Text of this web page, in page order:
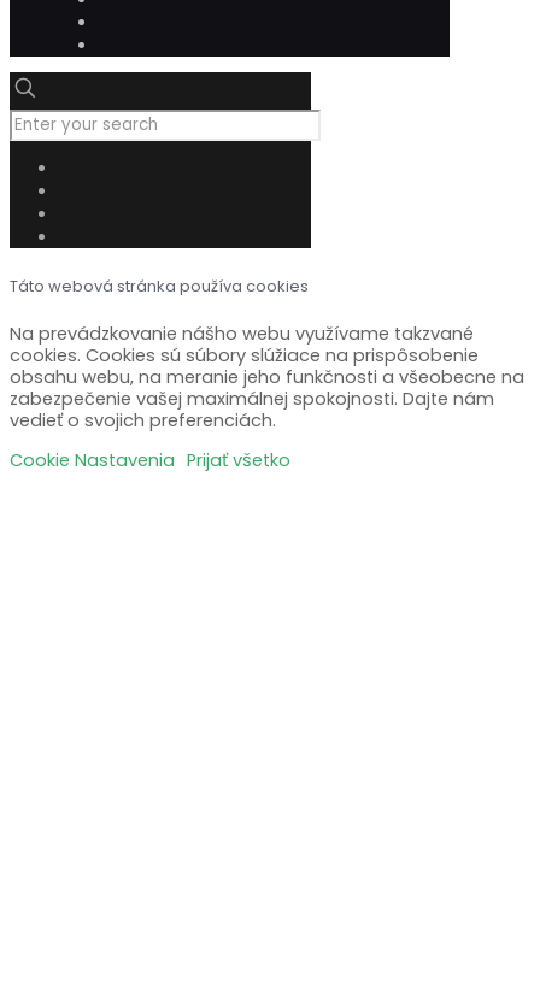
Táto webová stránka používa cookies
Na prevádzkovanie nášho webu využívame takzvané
cookies. Cookies sú súbory slúžiace na prispôsobenie
obsahu webu, na meranie jeho funkčnosti a všeobecne na
zabezpečenie vašej maximálnej spokojnosti. Dajte nám
vedieť o svojich preferenciách.
Cookie Nastavenia Prijať všetko